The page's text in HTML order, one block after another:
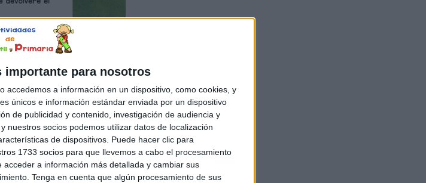
importante para nosotros
accedemos a información en un dispositivo, como cookies, y
únicos e información estándar enviada por un dispositivo
de publicidad y contenido, investigación de audiencia y
nuestros socios podemos utilizar datos de localización
de dispositivos. Puede hacer clic para
1733 socios para que llevemos a cabo el procesamiento
a información más detallada y cambiar sus
Tenga en cuenta que algún procesamiento de sus